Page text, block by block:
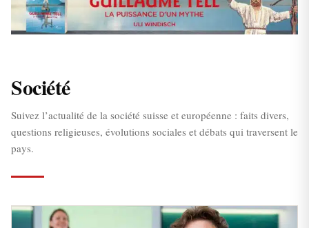
Société
Suivez l’actualité de la société suisse et européenne : faits divers,
questions religieuses, évolutions sociales et débats qui traversent le
pays.